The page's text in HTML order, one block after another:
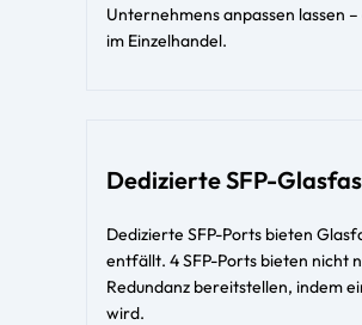
Unternehmens anpassen lassen
im Einzelhandel.
Dedizierte SFP-
Dedizierte SFP-Ports bieten
entfällt. 4 SFP-Ports bieten nicht
Redundanz bereitstellen, indem
wird.